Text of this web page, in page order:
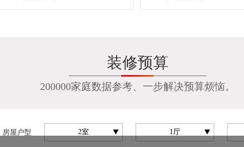
装修预算
200000家庭数据参考、一步解决预算烦恼。
房屋户型